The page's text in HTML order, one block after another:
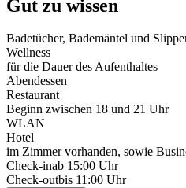
Gut zu wissen
Badetücher, Bademäntel und
Wellness
für die Dauer des Aufenthaltes
Abendessen
Restaurant
Beginn zwischen 18 und 21 Uhr
WLAN
Hotel
im Zimmer vorhanden, sowie
Check-inab 15:00 Uhr
Check-outbis 11:00 Uhr